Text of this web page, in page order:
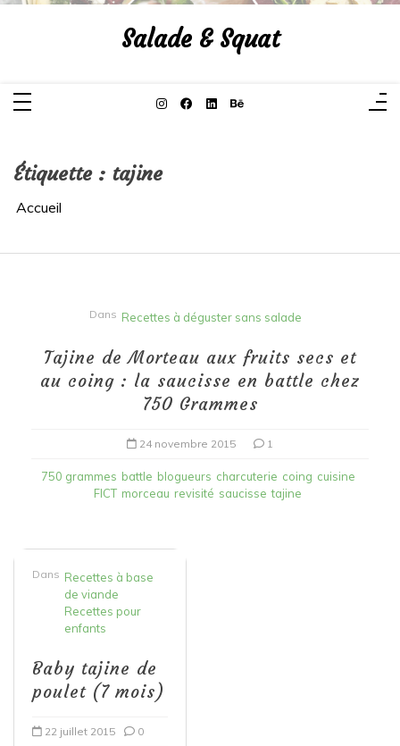
Aller
Salade & Squat
Étiquette : tajine
Accueil
Dans Recettes à déguster sans salade
Tajine de Morteau aux fruits secs et
au coing : la saucisse en battle chez
750 Grammes
24 novembre 2015 1
750 grammes battle blogueurs charcuterie coing cuisine
FICT morceau revisité saucisse tajine
Dans Recettes à base
de viande
Recettes pour
enfants
Baby tajine de
poulet (7 mois)
22 juillet 2015 0